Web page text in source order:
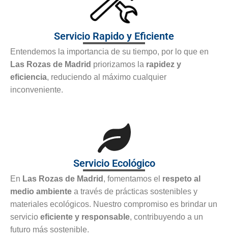
Servicio Rapido y Eficiente
Entendemos la importancia de su tiempo, por lo que en
Las Rozas de Madrid priorizamos la rapidez y
eficiencia, reduciendo al máximo cualquier
inconveniente.
Servicio Ecológico
En Las Rozas de Madrid , fomentamos el respeto al
medio ambiente a través de prácticas sostenibles y
materiales ecológicos. Nuestro compromiso es brindar un
servicio eficiente y responsable, contribuyendo a un
futuro más sostenible.